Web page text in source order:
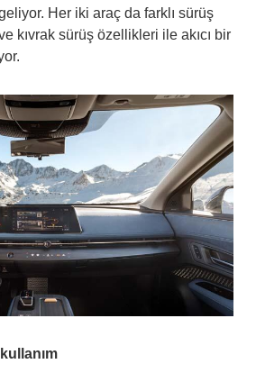
Her iki araç da farklı sürüş
kıvrak sürüş özellikleri ile akıcı bir